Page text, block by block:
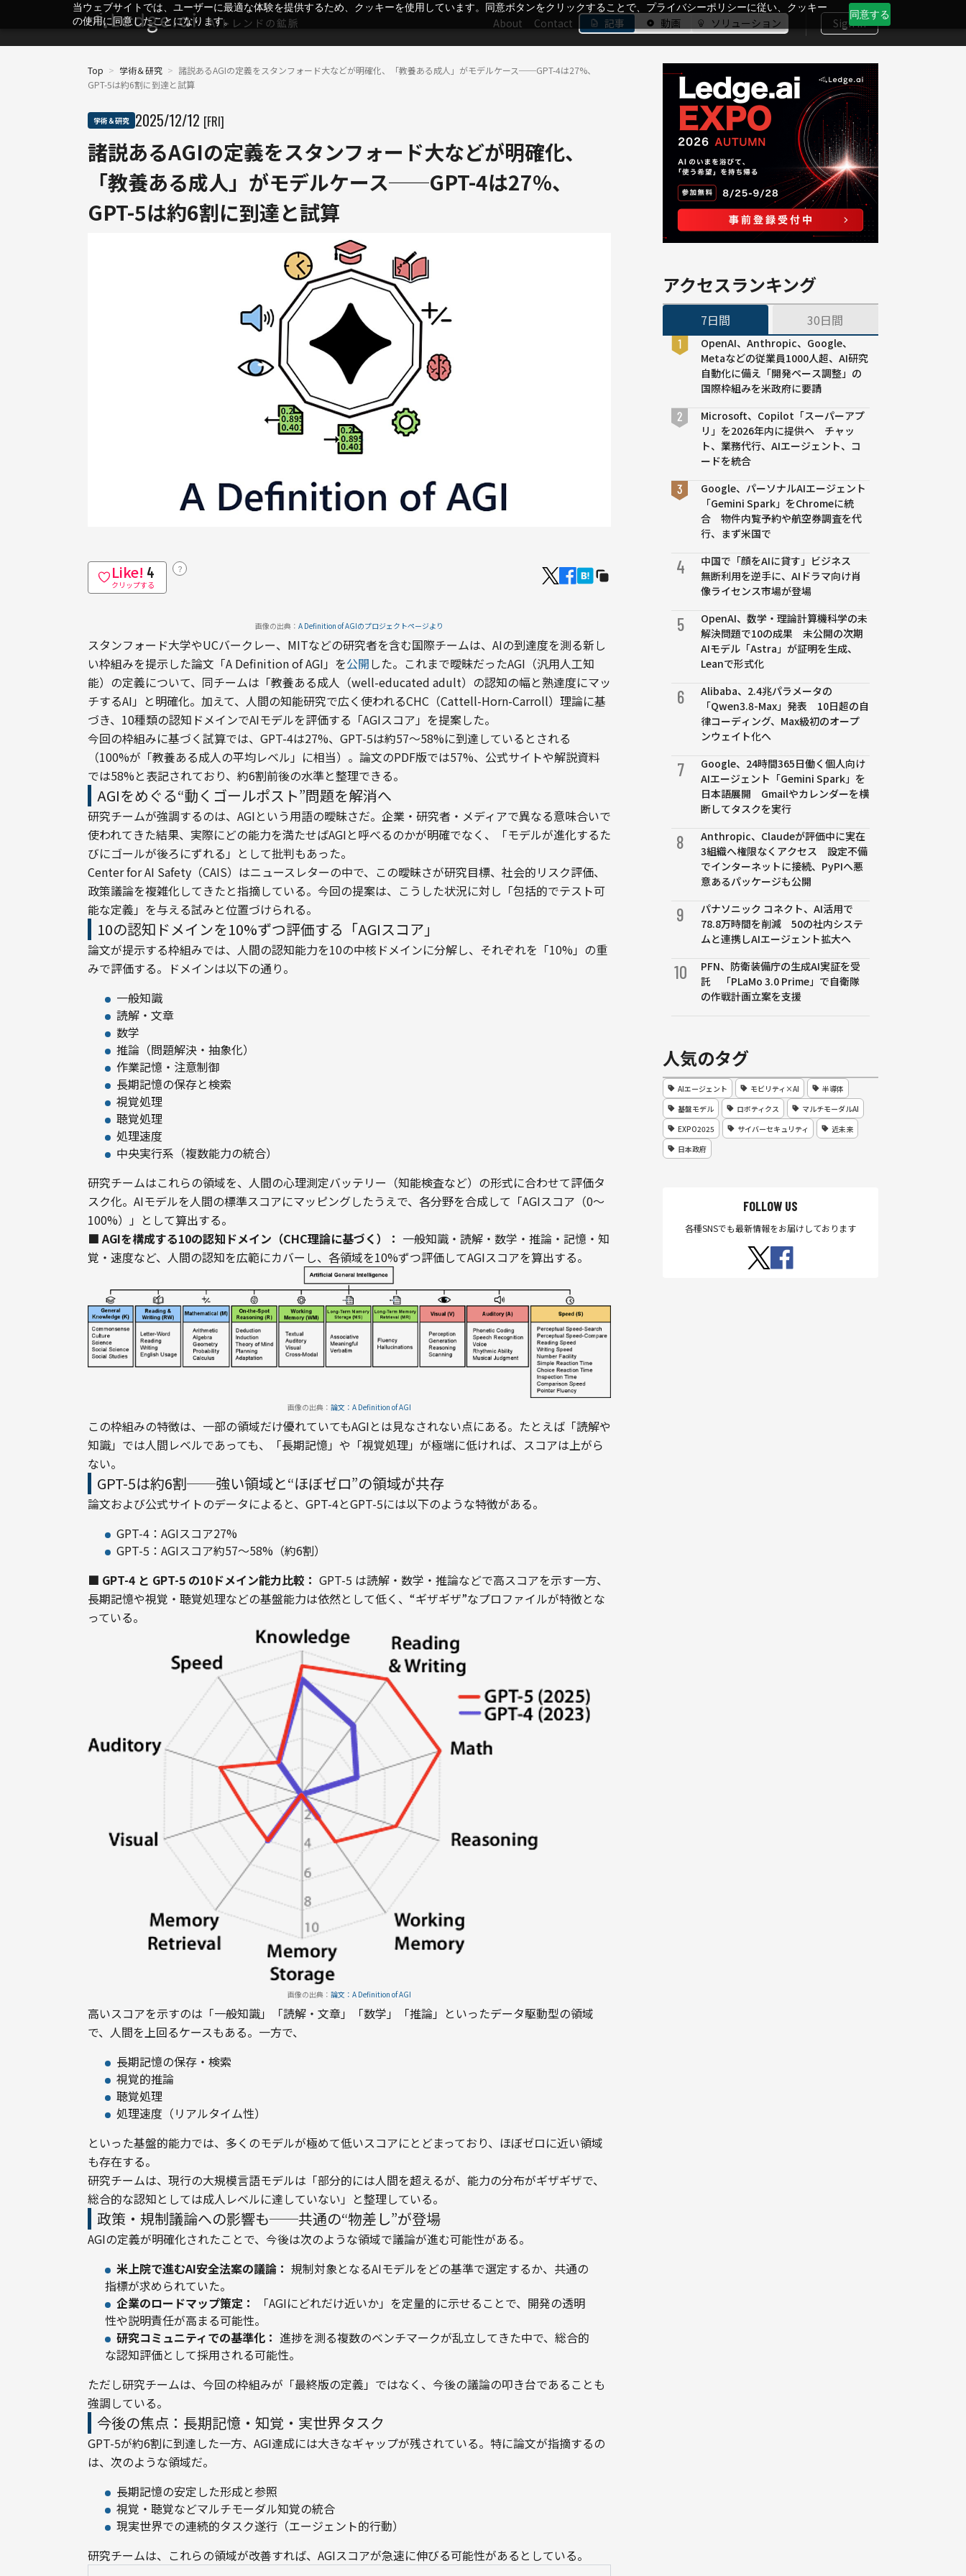
当ウェブサイトでは、ユーザーに最適な体験を提供するため、クッキーを使用しています。同意ボタンをクリックすることで、プライバシーポリシーに従い、クッキー
の使用に同意したことになります。
同意する
About Contact 記事 動画 ソリューション Sign In
Top > 学術＆研究 > 諸説あるAGIの定義をスタンフォード大などが明確化、「教養ある成人」がモデルケース──GPT-4は27%、
GPT-5は約6割に到達と試算
学術＆研究 2025/12/12 [FRI]
諸説あるAGIの定義をスタンフォード大などが明確化、
「教養ある成人」がモデルケース──GPT-4は27%、
GPT-5は約6割に到達と試算
Like! 4
クリップする
？
画像の出典： A Definition of AGIのプロジェクトページより
スタンフォード大学やUCバークレー、MITなどの研究者を含む国際チームは、AIの到達度を測る新し
い枠組みを提示した論文「A Definition of AGI」を公開した。これまで曖昧だったAGI（汎用人工知
能）の定義について、同チームは「教養ある成人（well-educated adult）の認知の幅と熟達度にマッ
チするAI」と明確化。加えて、人間の知能研究で広く使われるCHC（Cattell-Horn-Carroll）理論に基
づき、10種類の認知ドメインでAIモデルを評価する「AGIスコア」を提案した。
今回の枠組みに基づく試算では、GPT-4は27%、GPT-5は約57〜58%に到達しているとされる
（100%が「教養ある成人の平均レベル」に相当）。論文のPDF版では57%、公式サイトや解説資料
では58%と表記されており、約6割前後の水準と整理できる。
AGIをめぐる“動くゴールポスト”問題を解消へ
研究チームが強調するのは、AGIという用語の曖昧さだ。企業・研究者・メディアで異なる意味合いで
使われてきた結果、実際にどの能力を満たせばAGIと呼べるのかが明確でなく、「モデルが進化するた
びにゴールが後ろにずれる」として批判もあった。
Center for AI Safety（CAIS）はニュースレターの中で、この曖昧さが研究目標、社会的リスク評価、
政策議論を複雑化してきたと指摘している。今回の提案は、こうした状況に対し「包括的でテスト可
能な定義」を与える試みと位置づけられる。
10の認知ドメインを10%ずつ評価する「AGIスコア」
論文が提示する枠組みでは、人間の認知能力を10の中核ドメインに分解し、それぞれを「10%」の重
みで評価する。ドメインは以下の通り。
一般知識
読解・文章
数学
推論（問題解決・抽象化）
作業記憶・注意制御
長期記憶の保存と検索
視覚処理
聴覚処理
処理速度
中央実行系（複数能力の統合）
研究チームはこれらの領域を、人間の心理測定バッテリー（知能検査など）の形式に合わせて評価タ
スク化。AIモデルを人間の標準スコアにマッピングしたうえで、各分野を合成して「AGIスコア（0〜
100%）」として算出する。
■ AGIを構成する10の認知ドメイン（CHC理論に基づく）： 一般知識・読解・数学・推論・記憶・知
画像の出典： 論文：A Definition of AGI
この枠組みの特徴は、一部の領域だけ優れていてもAGIとは見なされない点にある。たとえば「読解や
知識」では人間レベルであっても、「長期記憶」や「視覚処理」が極端に低ければ、スコアは上がら
ない。
GPT-5は約6割──強い領域と“ほぼゼロ”の領域が共存
論文および公式サイトのデータによると、GPT-4とGPT-5には以下のような特徴がある。
GPT-4：AGIスコア27%
GPT-5：AGIスコア約57〜58%（約6割）
■ GPT-4 と GPT-5 の10ドメイン能力比較： GPT-5 は読解・数学・推論などで高スコアを示す一方、
長期記憶や視覚・聴覚処理などの基盤能力は依然として低く、“ギザギザ”なプロファイルが特徴とな
画像の出典： 論文：A Definition of AGI
高いスコアを示すのは「一般知識」「読解・文章」「数学」「推論」といったデータ駆動型の領域
で、人間を上回るケースもある。一方で、
長期記憶の保存・検索
視覚的推論
聴覚処理
処理速度（リアルタイム性）
といった基盤的能力では、多くのモデルが極めて低いスコアにとどまっており、ほぼゼロに近い領域
も存在する。
研究チームは、現行の大規模言語モデルは「部分的には人間を超えるが、能力の分布がギザギザで、
総合的な認知としては成人レベルに達していない」と整理している。
政策・規制議論への影響も──共通の“物差し”が登場
AGIの定義が明確化されたことで、今後は次のような領域で議論が進む可能性がある。
米上院で進むAI安全法案の議論： 規制対象となるAIモデルをどの基準で選定するか、共通の
指標が求められていた。
企業のロードマップ策定：
「AGIにどれだけ近いか」を定量的に示せることで、開発の透明
性や説明責任が高まる可能性。
研究コミュニティでの基準化： 進捗を測る複数のベンチマークが乱立してきた中で、総合的
な認知評価として採用される可能性。
ただし研究チームは、今回の枠組みが「最終版の定義」ではなく、今後の議論の叩き台であることも
強調している。
今後の焦点：長期記憶・知覚・実世界タスク
GPT-5が約6割に到達した一方、AGI達成には大きなギャップが残されている。特に論文が指摘するの
は、次のような領域だ。
長期記憶の安定した形成と参照
視覚・聴覚などマルチモーダル知覚の統合
現実世界での連続的タスク遂行（エージェント的行動）
研究チームは、これらの領域が改善すれば、AGIスコアが急速に伸びる可能性があるとしている。
アクセスランキング
7日間 30日間
OpenAI、Anthropic、Google、
Metaなどの従業員1000人超、AI研究
自動化に備え「開発ペース調整」の
国際枠組みを米政府に要請
Microsoft、Copilot「スーパーアプ
リ」を2026年内に提供へ チャッ
ト、業務代行、AIエージェント、コ
ードを統合
Google、パーソナルAIエージェント
「Gemini Spark」をChromeに統
合 物件内覧予約や航空券調査を代
行、まず米国で
4
中国で「顔をAIに貸す」ビジネス
無断利用を逆手に、AIドラマ向け肖
像ライセンス市場が登場
5
OpenAI、数学・理論計算機科学の未
解決問題で10の成果 未公開の次期
AIモデル「Astra」が証明を生成、
Leanで形式化
6
Alibaba、2.4兆パラメータの
「Qwen3.8-Max」発表 10日超の自
律コーディング、Max級初のオープ
ンウェイト化へ
7
Google、24時間365日働く個人向け
AIエージェント「Gemini Spark」を
日本語展開 Gmailやカレンダーを横
断してタスクを実行
8
Anthropic、Claudeが評価中に実在
3組織へ権限なくアクセス 設定不備
でインターネットに接続、PyPIへ悪
意あるパッケージも公開
9
パナソニック コネクト、AI活用で
78.8万時間を削減 50の社内システ
ムと連携しAIエージェント拡大へ
10
PFN、防衛装備庁の生成AI実証を受
託 「PLaMo 3.0 Prime」で自衛隊
の作戦計画立案を支援
人気のタグ
AIエージェント モビリティ×AI
半導体
基盤モデル
ロボティクス
マルチモーダルAI
EXPO2025
サイバーセキュリティ
近未来
日本政府
FOLLOW US
各種SNSでも最新情報をお届けしております